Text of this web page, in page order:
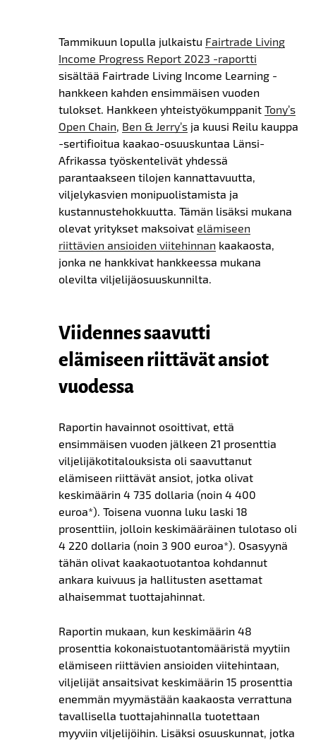
Tammikuun lopulla julkaistu Fairtrade Living
Income Progress Report 2023 -raportti
sisältää Fairtrade Living Income Learning -
hankkeen kahden ensimmäisen vuoden
tulokset. Hankkeen yhteistyökumppanit Tony’s
Open Chain Ben & Jerry’sja kuusi Reilu kauppa
-sertifioitua kaakao-osuuskuntaa Länsi-
Afrikassa työskentelivät yhdessä
parantaakseen tilojen kannattavuutta,
viljelykasvien monipuolistamista ja
kustannustehokkuutta. Tämän lisäksi mukana
olevat yritykset maksoivat elämiseen
riittävien ansioiden viitehinnan kaakaosta,
jonka ne hankkivat hankkeessa mukana
olevilta viljelijäosuuskunnilta.
Viidennes saavutti
elämiseen riittävät ansiot
vuodessa
Raportin havainnot osoittivat, että
ensimmäisen vuoden jälkeen 21 prosenttia
viljelijäkotitalouksista oli saavuttanut
elämiseen riittävät ansiot, jotka olivat
keskimäärin 4 735 dollaria (noin 4 400
euroa*). Toisena vuonna luku laski 18
prosenttiin, jolloin keskimääräinen tulotaso oli
4 220 dollaria (noin 3 900 euroa*). Osasyynä
tähän olivat kaakaotuotantoa kohdannut
ankara kuivuus ja hallitusten asettamat
alhaisemmat tuottajahinnat.
Raportin mukaan, kun keskimäärin 48
prosenttia kokonaistuotantomääristä myytiin
elämiseen riittävien ansioiden viitehintaan,
viljelijät ansaitsivat keskimäärin 15 prosenttia
enemmän myymästään kaakaosta verrattuna
tavallisella tuottajahinnalla tuotettaan
myyviin viljelijöihin . Lisäksi osuuskunnat, jotka